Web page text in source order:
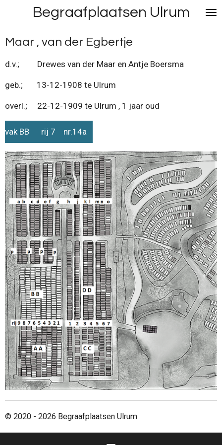
naar
de
hoofdinhoud
Begraafplaatsen Ulrum
Maar , van der Egbertje
d.v.; Drewes van der Maar en Antje Boersma
geb.; 13-12-1908 te Ulrum
overl.; 22-12-1909 te Ulrum , 1 jaar oud
vak BB rij 7 nr.14a
© 2020 - 2026 Begraafplaatsen Ulrum